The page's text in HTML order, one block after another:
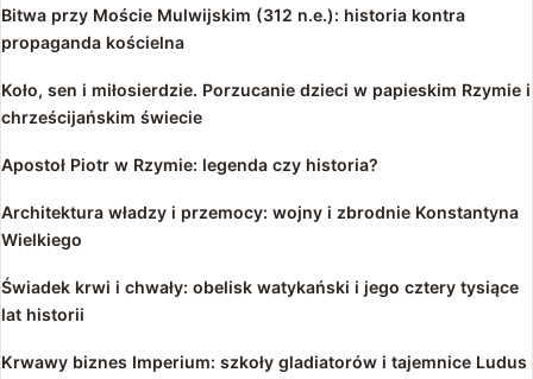
Bitwa przy Moście Mulwijskim (312 n.e.): historia kontra
propaganda kościelna
Koło, sen i miłosierdzie. Porzucanie dzieci w papieskim Rzymie i
chrześcijańskim świecie
Apostoł Piotr w Rzymie: legenda czy historia?
Architektura władzy i przemocy: wojny i zbrodnie Konstantyna
Wielkiego
Świadek krwi i chwały: obelisk watykański i jego cztery tysiące
lat historii
Krwawy biznes Imperium: szkoły gladiatorów i tajemnice Ludus